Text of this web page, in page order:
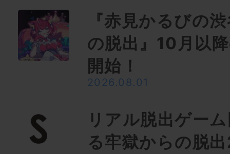
『赤見かるびの
の脱出』10月以
開始！
2026.08.01
リアル脱出ゲー
る牢獄からの脱